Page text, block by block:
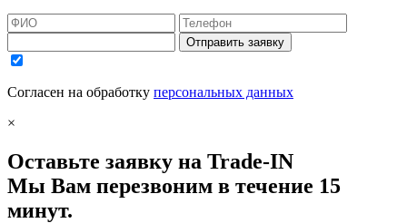
Отправить заявку
Согласен на обработку персональных данных
×
Оставьте заявку на Trade-IN
Мы Вам перезвоним в течение 15
минут.